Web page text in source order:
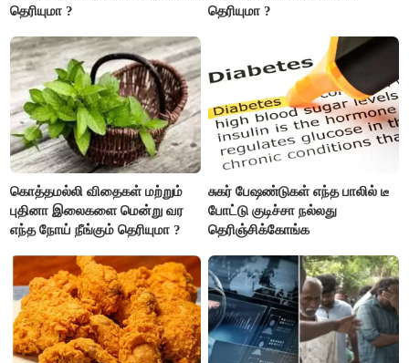
தெரியுமா ?
தெரியுமா ?
கொத்தமல்லி விதைகள் மற்றும்
புதினா இலைகளை மென்று வர
எந்த நோய் நீங்கும் தெரியுமா ?
சுகர் பேஷண்டுகள் எந்த பாலில் டீ
போட்டு குடிச்சா நல்லது
தெரிஞ்சிக்கோங்க